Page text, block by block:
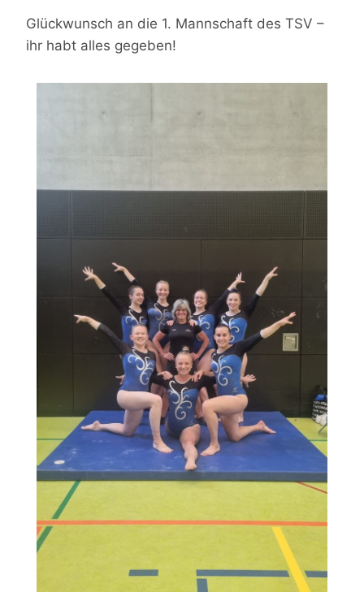
Glückwunsch an die 1. Mannschaft des TSV –
ihr habt alles gegeben!